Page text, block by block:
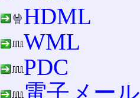
HDML
WML
PDC
電子メール